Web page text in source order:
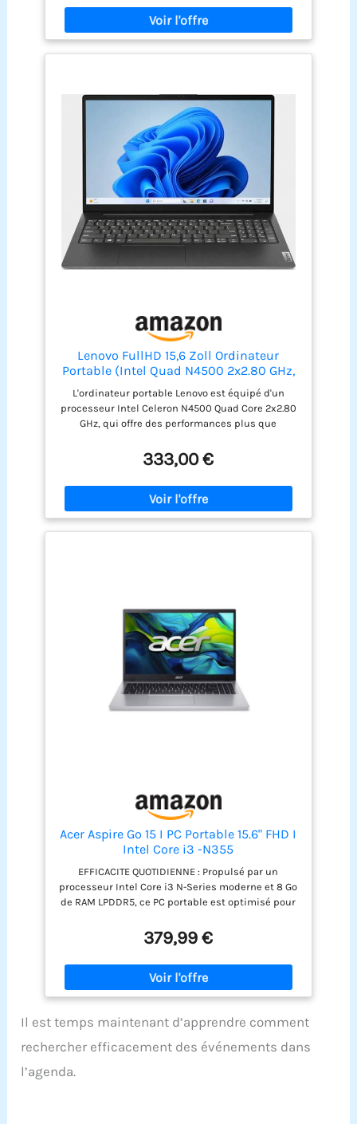
x 1080). Plus de 2 millions de pixels pour une
expérience visuelle confortable sans reflets
gênants. CONNECTIVITÉ SANS LIMITES : que ce soit
en filaire (USB, HDMI, USB-C) ou sans fil (Wi-Fi,
les produits certifiés EPEAT Gold sont les mieux
classés et répondent à tous les critères requis
par EPEAT. CONÇU POUR VOTRE MOBILITÉ: Appréciez
la liberté et la flexibilité où que vous soyez grâce à
une batterie d'autonomie plus longue, ainsi qu'à
une mémoire et un stockage généreux
Lenovo FullHD 15,6 Zoll Ordinateur
Portable (Intel Quad N4500 2x2.80 GHz,
8 Go DDR4, 256 Go SSD, Intel UHD, HDMI,
BT, USB 3.0, Webcam, WLAN, Windows 11,
Clavier AZERTY [français]) #8510
L'ordinateur portable Lenovo est équipé d'un
processeur Intel Celeron N4500 Quad Core 2x2.80
GHz, qui offre des performances plus que
les jeux Un grand SSD de 256 Go offre plus
d'espace qu'il n'en faut pour vos données et vos
applications. Particularités : poids super léger de
2,2 kg, refroidissement silencieux, écran Full-HD,
16 Go de RAM DDR4, webcam, HDMI, prise casque,
microphone, USB 3.0 Windows 11 Prof. 64 bits est
333,00 €
Acer Aspire Go 15 I PC Portable 15.6" FHD I
Intel Core i3 -N355
EFFICACITE QUOTIDIENNE : Propulsé par un
processeur Intel Core i3 N-Series moderne et 8 Go
de RAM LPDDR5, ce PC portable est optimisé pour
web et une gestion aisée des applications de
bureautique et d'étude. ECRAN 15.6" FULL HD
CONFORTABLE : Profitez d'une qualité d'image nette
sur l'écran Full HD (1920x1080) de 15,6 pouces. La
technologie Anti-reflet réduit la fatigue oculaire,
visionnage de contenu. DEMARRAGE INSTANTANE :
et fiable. Les applications se lancent
379,99 €
Il est temps maintenant d’apprendre comment
rechercher efficacement des événements dans
l’agenda.